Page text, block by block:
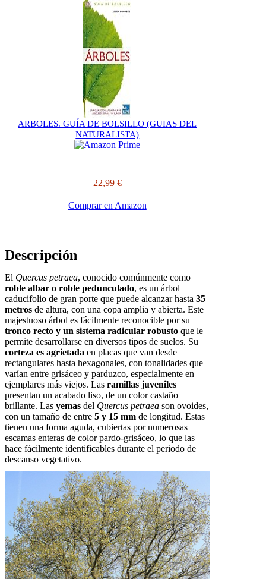
ARBOLES. GUÍA DE BOLSILLO (GUIAS DEL
NATURALISTA)
22,99 €
Comprar en Amazon
Descripción
El Quercus petraea, conocido comúnmente como
roble albar o roble pedunculado, es un árbol
caducifolio de gran porte que puede alcanzar hasta 35
metros de altura, con una copa amplia y abierta. Este
majestuoso árbol es fácilmente reconocible por su
tronco recto y un sistema radicular robusto que le
permite desarrollarse en diversos tipos de suelos. Su
corteza es agrietada en placas que van desde
rectangulares hasta hexagonales, con tonalidades que
varían entre grisáceo y parduzco, especialmente en
ejemplares más viejos. Las ramillas juveniles
presentan un acabado liso, de un color castaño
brillante. Las yemas del Quercus petraea son ovoides,
con un tamaño de entre 5 y 15 mm de longitud. Estas
tienen una forma aguda, cubiertas por numerosas
escamas enteras de color pardo-grisáceo, lo que las
hace fácilmente identificables durante el periodo de
descanso vegetativo.